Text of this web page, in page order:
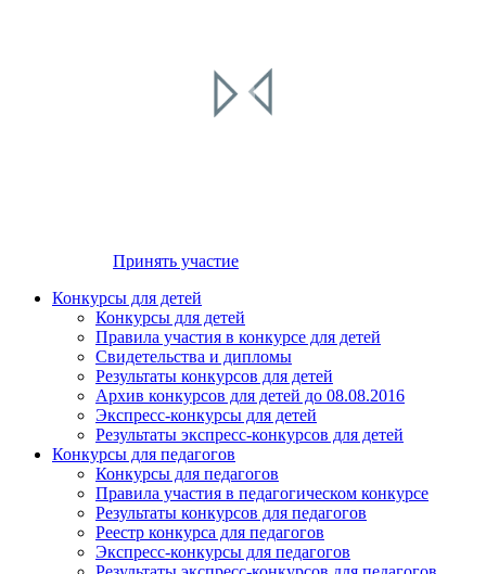
Принять участие
Конкурсы для детей
Конкурсы для детей
Правила участия в конкурсе для детей
Свидетельства и дипломы
Результаты конкурсов для детей
Архив конкурсов для детей до 08.08.2016
Экспресс-конкурсы для детей
Результаты экспресс-конкурсов для детей
Конкурсы для педагогов
Конкурсы для педагогов
Правила участия в педагогическом конкурсе
Результаты конкурсов для педагогов
Реестр конкурса для педагогов
Экспресс-конкурсы для педагогов
Анонсы конкурсов
Подпишитесь на анонсы сегодня и узнавайте
первыми о самом важном.